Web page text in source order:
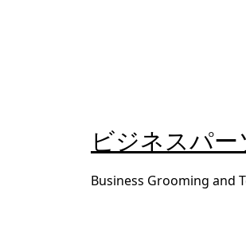
ビジネスパ
Business Grooming and